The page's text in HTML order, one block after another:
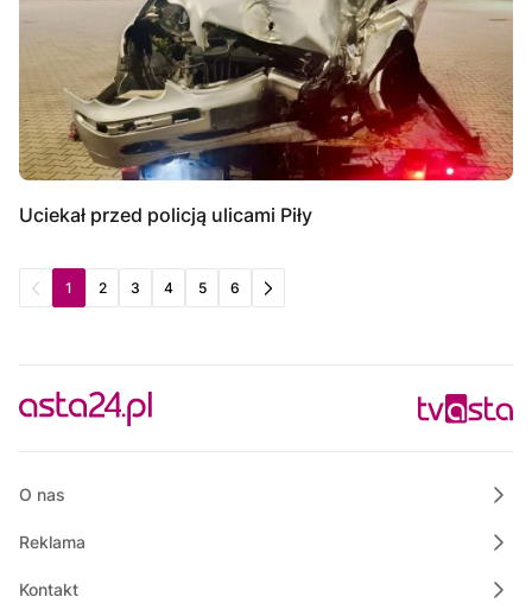
Uciekał przed policją ulicami Piły
1 2 3 4 5 6
O nas
Reklama
Kontakt